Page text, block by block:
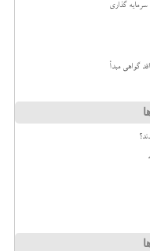
گذاری
گواهی مبدأ